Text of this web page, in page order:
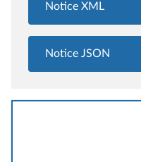
Notice XML
Notice JSON